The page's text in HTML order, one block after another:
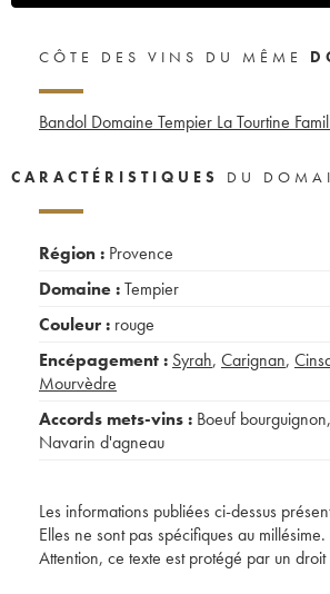
CÔTE DES VINS DU MÊME
Bandol Domaine Tempier La Tourtine
CARACTÉRISTIQUES DU
Région : Provence
Domaine :Tempier
Couleur : rouge
Encépagement : Syrah, Carignan,
Mourvèdre
Accords mets-vins : Boeuf bourguignon,
Navarin d'agneau
Les informations publiées ci-dessus
Elles ne sont pas spécifiques au millésime.
Attention, ce texte est protégé par un